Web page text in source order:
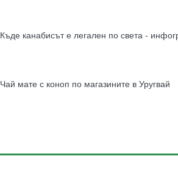
Къде канабисът е легален по света -
Чай мате с коноп по магазините в Уругвай